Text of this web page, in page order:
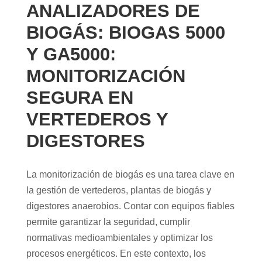
ANALIZADORES DE
BIOGÁS: BIOGAS 5000
Y GA5000:
MONITORIZACIÓN
SEGURA EN
VERTEDEROS Y
DIGESTORES
La monitorización de biogás es una tarea clave en
la gestión de vertederos, plantas de biogás y
digestores anaerobios. Contar con equipos fiables
permite garantizar la seguridad, cumplir
normativas medioambientales y optimizar los
procesos energéticos. En este contexto, los